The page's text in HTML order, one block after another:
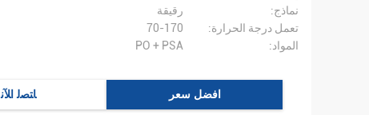
نماذج:
رقيقة
تعمل درجة الحرارة:
70-170
المواد:
PO + PSA
افضل سعر ﺎﺘﺼﻟ ﺍﻶﻧ